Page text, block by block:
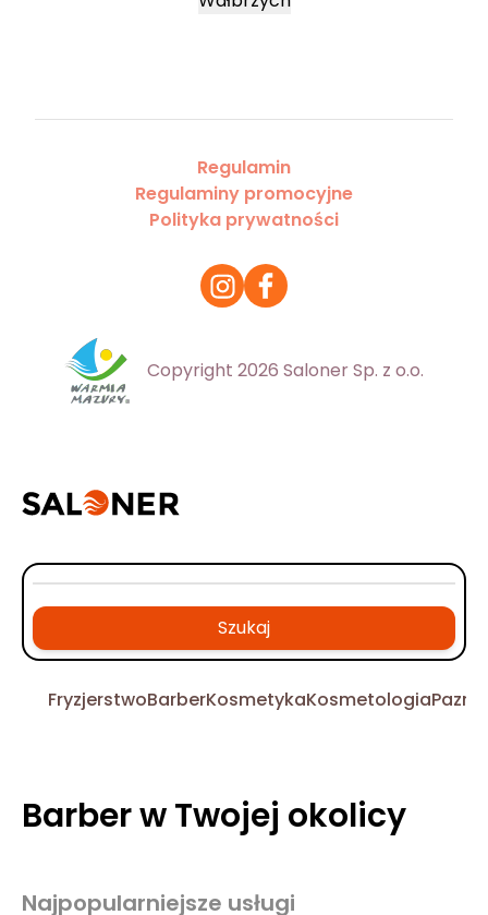
Regulamin
Regulaminy promocyjne
Polityka prywatności
Copyright 2026 Saloner Sp. z o.o.
Szukaj
FryzjerstwoBarberKosmetykaKosmetologia
Barber w Twojej okolicy
Najpopularniejsze usługi